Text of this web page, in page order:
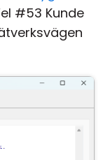
#53 Kunde